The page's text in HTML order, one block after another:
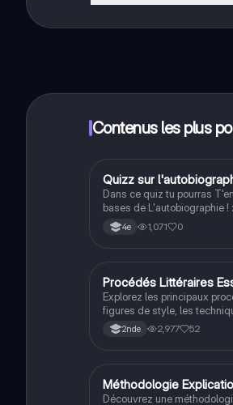
plus, nous proposons
Contenus les plus
QFrançais
Quizz sur
Dans ce quiz tu pourras
bases de L'autobiographie !
4e 1,071 0
Français
Procédés Littéraires
Explorez les principaux
figures de style, les
Ce résumé détaillé
exemples pertinents pour
2nde 2,977 52
Philosophie
Méthodologie
Découvrez une